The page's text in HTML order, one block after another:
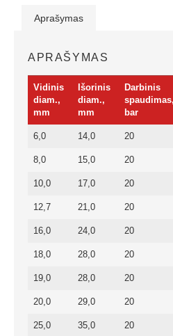
Aprašymas
APRAŠYMAS
Vidinis
diam.,
mm
Išorinis
diam.,
mm
Darbinis
spaudimas,
bar
6,0 14,0 20
8,0 15,0 20
10,0 17,0 20
12,7 21,0 20
16,0 24,0 20
18,0 28,0 20
19,0 28,0 20
20,0 29,0 20
25,0 35,0 20